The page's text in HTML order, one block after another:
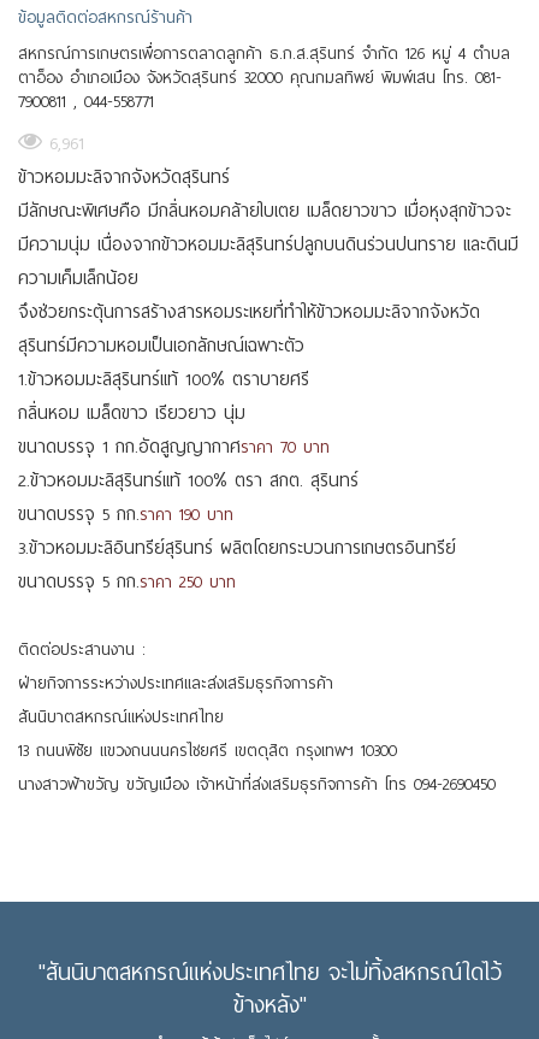
ข้อมูลติดต่อสหกรณ์ร้านค้า
สหกรณ์การเกษตรเพื่อการตลาดลูกค้า ธ.ก.ส.สุรินทร์ จำกัด 126 หมู่ 4 ตำบล
ตาอ็อง อำเภอเมือง จังหวัดสุรินทร์ 32000 คุณกมลทิพย์ พิมพ์เสน โทร. 081-
7900811 , 044-558771
6,961
ข้าวหอมมะลิจากจังหวัดสุรินทร์
มีลักษณะพิเศษคือ มีกลิ่นหอมคล้ายใบเตย เมล็ดยาวขาว เมื่อหุงสุกข้าวจะ
มีความนุ่ม เนื่องจากข้าวหอมมะลิสุรินทร์ปลูกบนดินร่วนปนทราย และดินมี
ความเค็มเล็กน้อย
จึงช่วยกระตุ้นการสร้างสารหอมระเหยที่ทำให้ข้าวหอมมะลิจากจังหวัด
สุรินทร์มีความหอมเป็นเอกลักษณ์เฉพาะตัว
1.ข้าวหอมมะลิสุรินทร์แท้ 100% ตราบายศรี
กลิ่นหอม เมล็ดขาว เรียวยาว นุ่ม
ขนาดบรรจุ 1 กก.อัดสูญญากาศราคา 70 บาท
2.ข้าวหอมมะลิสุรินทร์แท้ 100% ตรา สกต. สุรินทร์
ขนาดบรรจุ 5 กก.ราคา 190 บาท
3.ข้าวหอมมะลิอินทรีย์สุรินทร์ ผลิตโดยกระบวนการเกษตรอินทรีย์
ขนาดบรรจุ 5 กก.ราคา 250 บาท
ติดต่อประสานงาน :
ฝ่ายกิจการระหว่างประเทศและส่งเสริมธุรกิจการค้า
สันนิบาตสหกรณ์แห่งประเทศไทย
13 ถนนพิชัย แขวงถนนนครไชยศรี เขตดุสิต กรุงเทพฯ 10300
นางสาวฟ้าขวัญ ขวัญเมือง เจ้าหน้าที่ส่งเสริมธุรกิจการค้า โทร 094-2690450
"สันนิบาตสหกรณ์แห่งประเทศไทย จะไม่ทิ้งสหกรณ์ใดไว้
ข้างหลัง"